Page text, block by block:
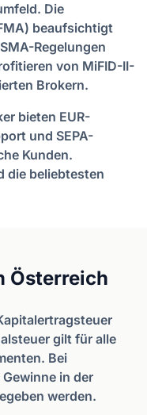
Die
beaufsichtigt
Regelungen
von MiFID-II-
Brokern.
bieten EUR-
und SEPA-
Kunden.
die beliebtesten
Österreich
gilt für alle
Bei
in der
werden.